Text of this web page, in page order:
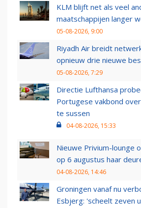
KLM blijft net als veel
maatschappijen langer
05-08-2026, 9:00
Riyadh Air breidt
opnieuw drie nieuwe
05-08-2026, 7:29
Directie Lufthansa
Portugese vakbond
te sussen
04-08-2026, 15:33
Nieuwe Privium-lounge
op 6 augustus haar
04-08-2026, 14:46
Groningen vanaf nu
Esbjerg: 'scheelt zeven